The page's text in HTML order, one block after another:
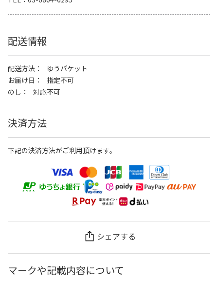
配送情報
配送方法
ゆうパケット
お届け日
指定不可
のし
対応不可
決済方法
下記の決済方法がご利用頂けます。
シェアする
マークや記載内容について